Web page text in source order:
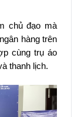
chủ đạo mà
hàng trên
cùng trụ áo
thanh lịch.